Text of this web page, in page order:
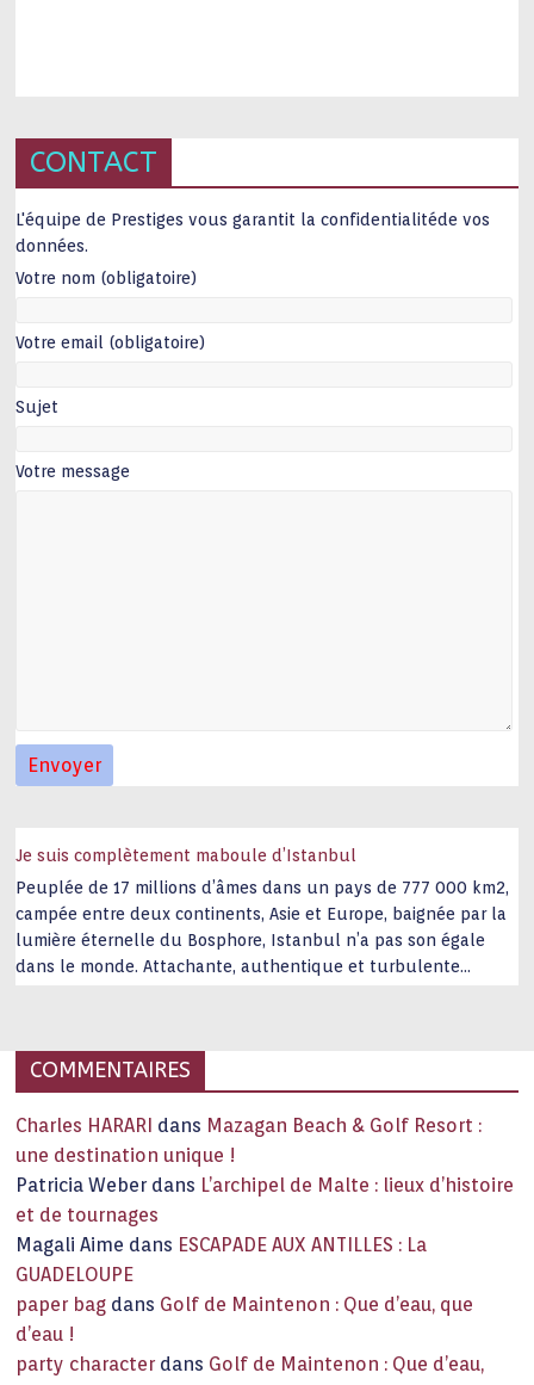
CONTACT
L'équipe de Prestiges vous garantit la confidentialitéde vos
données.
Votre nom (obligatoire)
Votre email (obligatoire)
Sujet
Votre message
Je suis complètement maboule d’Istanbul
Peuplée de 17 millions d’âmes dans un pays de 777 000 km2,
campée entre deux continents, Asie et Europe, baignée par la
lumière éternelle du Bosphore, Istanbul n’a pas son égale
dans le monde. Attachante, authentique et turbulente
COMMENTAIRES
Charles HARARI dans Mazagan Beach & Golf Resort :
une destination unique !
Patricia Weber dans L’archipel de Malte : lieux d’histoire
et de tournages
Magali Aime dans ESCAPADE AUX ANTILLES : La
GUADELOUPE
paper bag dans Golf de Maintenon : Que d’eau, que
d’eau !
party character dans Golf de Maintenon : Que d’eau,